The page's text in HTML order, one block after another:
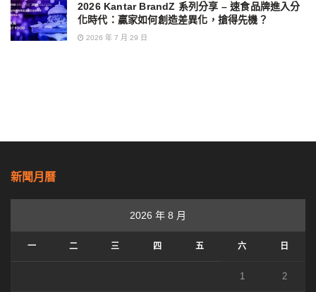
2026 Kantar BrandZ 系列分享 – 速食品牌進入分
化時代：贏家如何創造差異化，搶得先機？
2026 年 7 月 29 日
新聞月曆
2026 年 8 月
一 二 三 四 五 六 日
1 2